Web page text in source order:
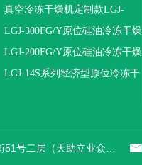
真空冷冻干燥机定制款LGJ-
16NS/C标准版
LGJ-300FG/Y原位硅油冷冻干燥
机(压盖型)
LGJ-200FG/Y原位硅油冷冻干燥
机(压盖型)
LGJ-14S系列经济型原位冷冻干